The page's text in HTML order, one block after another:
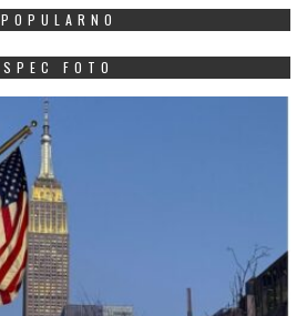
POPULARNO
SPEC FOTO